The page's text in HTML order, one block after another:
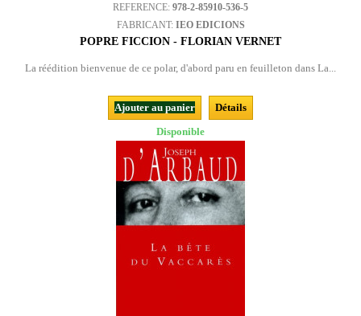
REFERENCE: 978-2-85910-536-5
FABRICANT: IEO EDICIONS
POPRE FICCION - FLORIAN VERNET
La réédition bienvenue de ce polar, d'abord paru en feuilleton dans La...
Ajouter au panier
Détails
Disponible